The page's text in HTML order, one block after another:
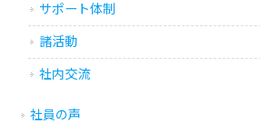
サポート体制
諸活動
社内交流
社員の声